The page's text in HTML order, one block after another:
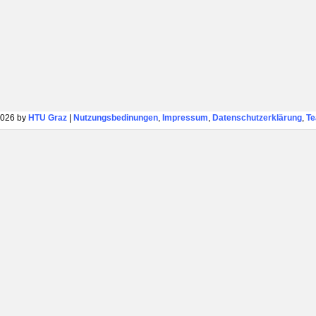
by HTU Graz| Nutzungsbedinungen, Impressum, Datenschutzerklärung,